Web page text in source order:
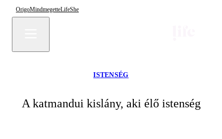
OrigoMindmegetteLifeShe
ISTENSÉG
A katmandui kislány, aki élő istenség